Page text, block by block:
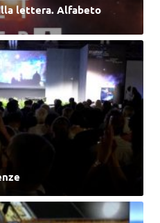
lettera. Alfabeto